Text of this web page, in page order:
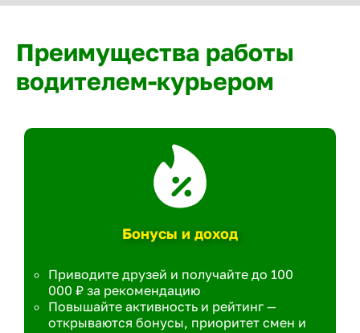
Преимущества работы
водителем-курьером
Бонусы и доход
Приводите друзей и получайте до 100
000 ₽ за рекомендацию
Повышайте активность и рейтинг —
открываются бонусы, приоритет смен и